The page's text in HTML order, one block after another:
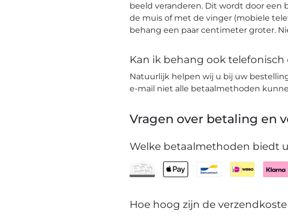
beeld veranderen. Dit wordt door
de muis of met de vinger (mobiele
behang een paar centimeter groter.
Kan ik behang ook telefonisch
Natuurlijk helpen wij u bij uw
e-mail niet alle betaalmethoden
Vragen over betaling en
Welke betaalmethoden biedt
Hoe hoog zijn de